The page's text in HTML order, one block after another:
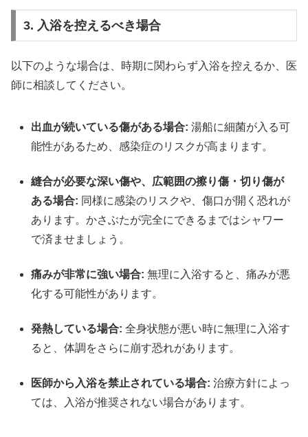
3. 入浴を控えるべき場合
以下のような場合は、時期に関わらず入浴を控えるか、医
師に相談してください。
出血が続いている傷がある場合: 湯船に細菌が入る可
能性があるため、感染症のリスクが高まります。
縫合が必要な深い傷や、広範囲の擦り傷・切り傷が
ある場合: 同様に感染のリスクや、傷口が開く恐れが
あります。かさぶたが完全にできるまではシャワー
で済ませましょう。
痛みが非常に強い場合: 無理に入浴すると、痛みが悪
化する可能性があります。
発熱している場合: 全身状態が悪い時に無理に入浴す
ると、体調をさらに崩す恐れがあります。
医師から入浴を禁止されている場合: 治療方針によっ
ては、入浴が推奨されない場合があります。